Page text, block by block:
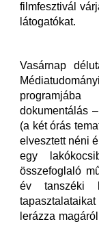
filmfesztivál
látogatókat.
Vasárnap
dokumentálás
(a két órás
elvesztett néni
egy
összefoglaló
év tanszéki
lerázza